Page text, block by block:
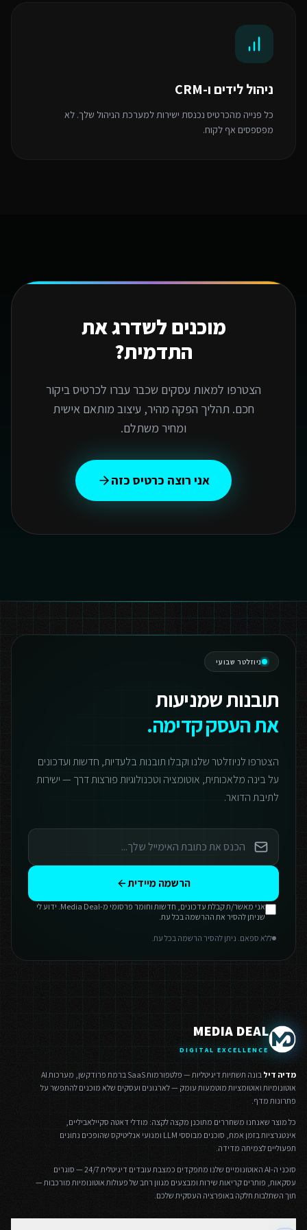
ניהול לידים ו-CRM
כל פנייה מהכרטיס נכנסת ישירות למערכת הניהול שלך. לא
מפספסים אף לקוח.
מוכנים לשדרג את
התדמית?
הצטרפו למאות עסקים שכבר עברו לכרטיס ביקור
חכם. תהליך הפקה מהיר, עיצוב מותאם אישית
ומחיר משתלם.
אני רוצה כרטיס כזה
ניוזלטר שבועי
תובנות שמניעות
את העסק קדימה.
הצטרפו לניוזלטר שלנו וקבלו תובנות בלעדיות, חדשות ועדכונים
על בינה מלאכותית, אוטומציה וטכנולוגיות פורצות דרך — ישירות
לתיבת הדואר.
הרשמה מיידית
אני מאשר/ת קבלת עדכונים, חדשות וחומר פרסומי מ-Media Deal. ידוע לי
שניתן להסיר את ההרשמה בכל עת.
ללא ספאם. ניתן להסיר הרשמה בכל עת.
MEDIA DEAL
DIGITAL EXCELLENCE
מדיה דיל
בונה תשתיות דיגיטליות — פלטפורמות SaaS ברמת פרודקשן, מערכות AI
אוטונומיות ואוטומציות מוטמעות עומק — לארגונים ועסקים שלא מוכנים להתפשר על
פתרונות מדף.
כל מוצר שאנחנו משחררים מתוכנן מקצה לקצה: מודלי דאטה סקיילאביליים,
אינטגרציות בזמן אמת, סוכנים מבוססי LLM ומנועי אנליטיקס שהופכים נתונים
תפעוליים לצמיחה מדידה.
סוכני ה-AI האוטונומיים שלנו מתפקדים כמצבת עובדים דיגיטלית 24/7 — סוגרים
עסקאות, פותרים קריאות שירות ומבצעים מגוון רחב של פעולות אוטונומיות מורכבות —
תוך השתלבות חלקה באופרציה העסקית שלכם.